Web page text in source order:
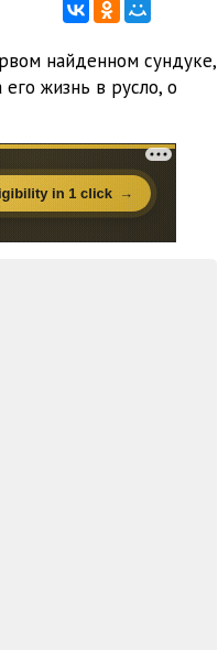
08:45
08:37
найденном сундуке,
жизнь в русло, о